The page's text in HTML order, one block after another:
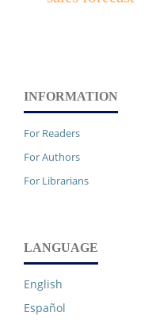
INFORMATION
For Readers
For Authors
For Librarians
LANGUAGE
English
Español